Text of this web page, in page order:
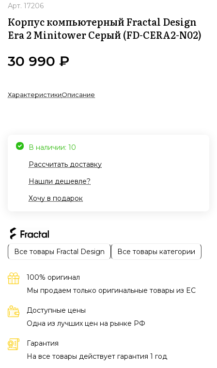
Арт. 17206
Корпус компьютерный Fractal Design
Era 2 Minitower Серый (FD-CERA2-N02)
30 990 ₽
ХарактеристикиОписание
В наличии: 10
Рассчитать доставку
Нашли дешевле?
Хочу в подарок
Все товары Fractal Design Все товары категории
100% оригинал
Мы продаем только оригинальные товары из EC
Доступные цены
Одна из лучших цен на рынке РФ
Гарантия
На все товары действует гарантия 1 год